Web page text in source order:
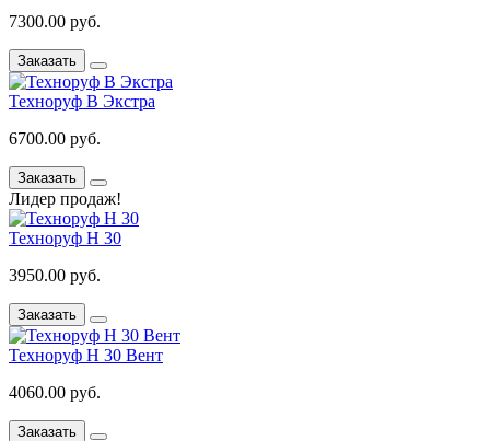
7300.00 руб.
Заказать
Техноруф В Экстра
6700.00 руб.
Заказать
Лидер продаж!
Техноруф Н 30
3950.00 руб.
Заказать
Техноруф Н 30 Вент
4060.00 руб.
Заказать